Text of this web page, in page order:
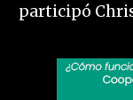
participó